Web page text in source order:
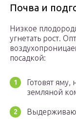
Почва и
Низкое
угнетать рост.
посадкой:
Готовят
земляной